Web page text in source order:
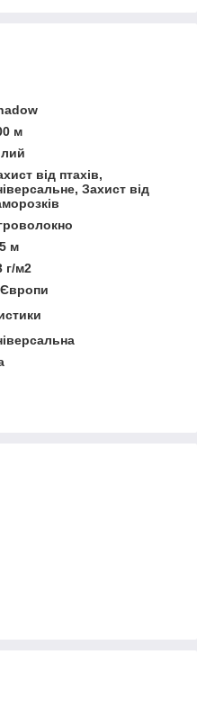
м
від птахів,
Захист від
м
г/м2